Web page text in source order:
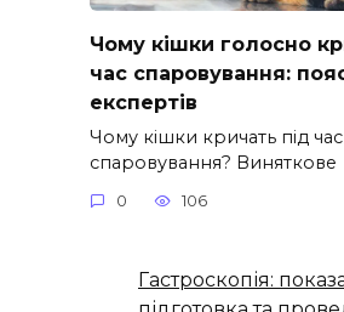
Чому кішки голосно
час спаровування:
експертів
Чому кішки кричать під час
спаровування? Виняткове
0 106
Гастроскопія: